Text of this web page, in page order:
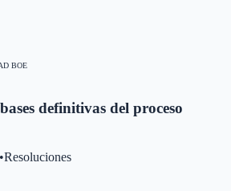
BOE
definitivas del proceso
•Resoluciones